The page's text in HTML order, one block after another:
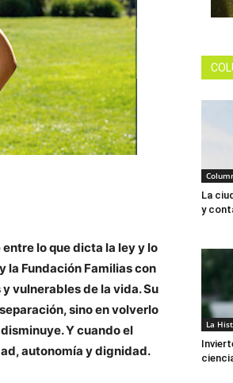
lo que dicta la ley y lo
la Fundación Familias con
vulnerables de la vida. Su
sino en volverlo
Y cuando el
autonomía y dignidad.
La
y
La